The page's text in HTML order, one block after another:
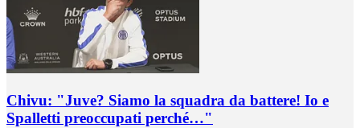
Chivu: "Juve? Siamo la squadra da battere! Io e
Spalletti preoccupati perché…"